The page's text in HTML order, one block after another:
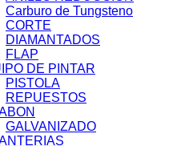
Carburo de Tungsteno
CORTE
DIAMANTADOS
FLAP
DE PINTAR
PISTOLA
REPUESTOS
GALVANIZADO